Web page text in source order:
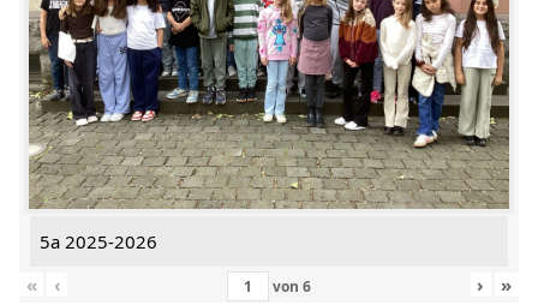
5a 2025-2026
«
‹ von 6 › »